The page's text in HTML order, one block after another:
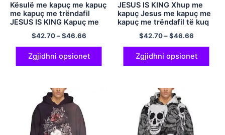
Kësulë me kapuç me kapuç
me kapuç me trëndafil
JESUS ​​IS KING Kapuç me
kapuç me kapuç ulliri për
burra dhe gra Xhupa me
kapuç poliestër me kapuç
të madh Veshje rruge
$42.70–$46.66
Zgjidhni opsionet
JESUS ​​IS KING Xhup me
kapuç Jesus me kapuç me
kapuç me trëndafil të kuq
Kapuç me kapuç estetik
xhaketë me kapuç estetik
Comfort Veshje rruge me
kapuç për meshkuj dhe
femra Kapuç pulovër
$42.70–$46.66
Zgjidhni opsionet